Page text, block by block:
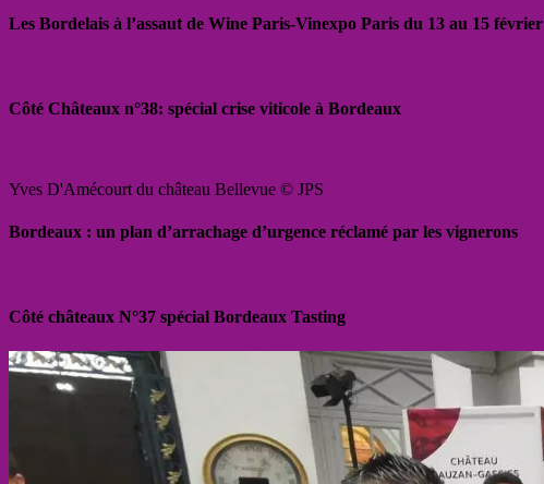
Les Bordelais à l’assaut de Wine Paris-Vinexpo Paris du 13 au 15 février
Côté Châteaux n°38: spécial crise viticole à Bordeaux
Yves D'Amécourt du château Bellevue © JPS
Bordeaux : un plan d’arrachage d’urgence réclamé par les vignerons
Côté châteaux N°37 spécial Bordeaux Tasting